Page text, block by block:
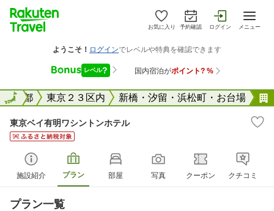
お気に入り 予約確認 ログイン メニュー
東京都 東京２３区内 新橋・汐留・浜松町・お台場
全国
東京ベイ有明ワシントンホテル
施設紹介 プラン 部屋 写真 クーポン クチコミ
プラン一覧